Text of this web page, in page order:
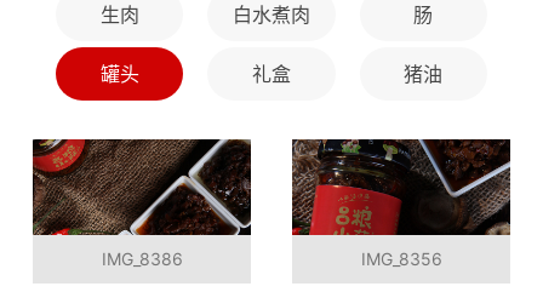
联系我们
生肉 白水煮肉 肠
罐头 礼盒 猪油
IMG_8386 IMG_8356